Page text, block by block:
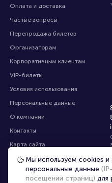
Оплата и доставка
Частые вопросы
Перепродажа билетов
Организаторам
Корпоративным клиентам
VIP-билеты
Условия использования
Персональные данные
О компании
Контакты
Карта сайта
Управление cookies
Мы используем cookies
персональные данные
посещении страниц) для